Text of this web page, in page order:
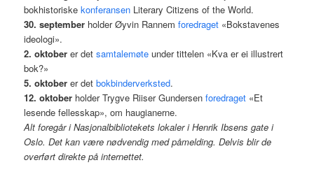
bokhistoriske konferansen Literary Citizens of the World.
30. september holder Øyvin Rannemforedraget «Bokstavenes
ideologi».
2. oktober er detsamtalemøte under tittelen «Kva er ei illustrert
bok?»
5. oktober er detbokbinderverksted.
12. oktober holder Trygve Riiser Gundersenforedraget «Et
lesende fellesskap», om haugianerne.
Alt foregår i Nasjonalbibliotekets lokaler i Henrik Ibsens gate i
Oslo. Det kan være nødvendig med påmelding. Delvis blir de
overført direkte på internettet.